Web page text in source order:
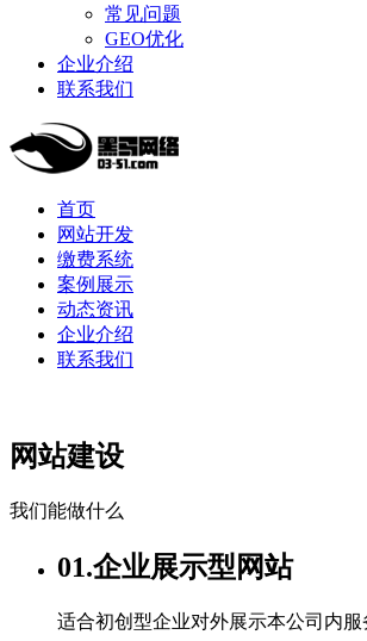
常见问题
GEO优化
企业介绍
联系我们
首页
网站开发
缴费系统
案例展示
动态资讯
企业介绍
联系我们
网站建设
我们能做什么
01.企业展示型网站
适合初创型企业对外展示本公司内